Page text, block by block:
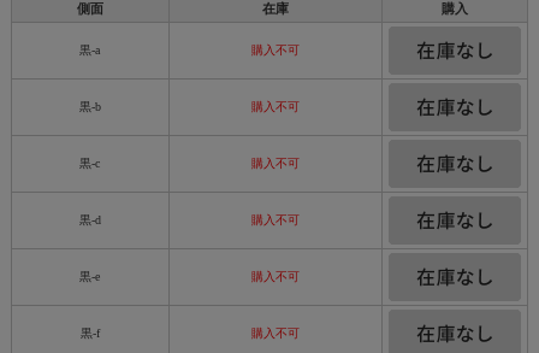
側面 在庫 購入
黒-a 購入不可
黒-b 購入不可
黒-c 購入不可
黒-d 購入不可
黒-e 購入不可
黒-f 購入不可